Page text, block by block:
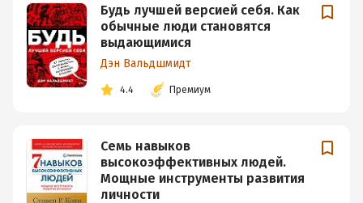
Будь лучшей версией себя. Как
обычные люди становятся
выдающимися
Дэн Вальдшмидт
4.4 Премиум
Семь навыков
высокоэффективных людей.
Мощные инструменты развития
личности